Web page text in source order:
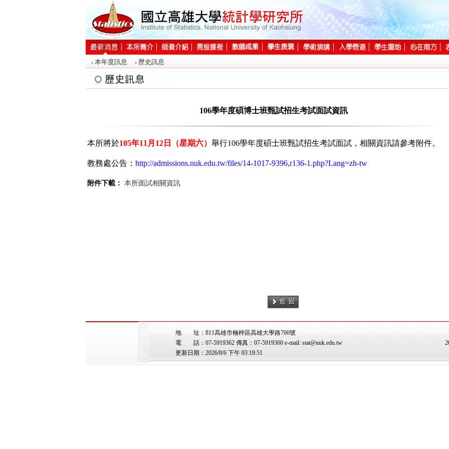
本年度訊息 歷史訊息
106學年度碩博士班甄試招生考試面試資訊
本所將於105年11月12日（星期六） 舉行106學年度碩士班甄試招生考試面試，相關資訊請參考附件。
教務處公告： http://admissions.nuk.edu.tw/files/14-1017-9396,r136-1.php?Lang=zh-tw
附件下載： 本所面試相關資訊
地 址：811高雄市楠梓區高雄大學路700號
電 話：07-5919362 傳真：07-5919360 e-mail: stat@nuk.edu.tw
更新日期：2026/8/6 下午 03:18:51